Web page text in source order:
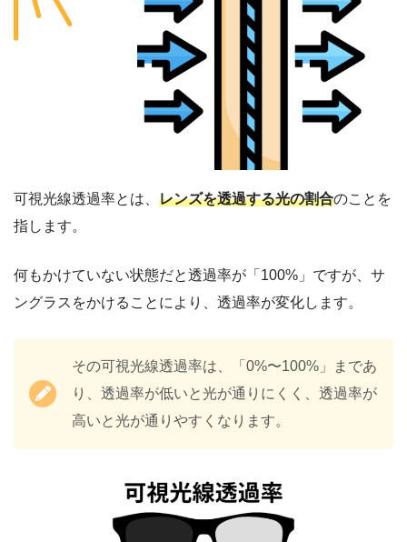
可視光線透過率とは、 レンズを透過する光の割合のことを
指します。
何もかけていない状態だと透過率が「100%」ですが、サ
ングラスをかけることにより、透過率が変化します。
その可視光線透過率は、「0%〜100%」まであ
り、透過率が低いと光が通りにくく、透過率が
高いと光が通りやすくなります。